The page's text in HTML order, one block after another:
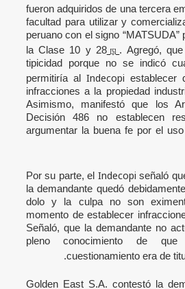
fueron adquiridos de una tercera
facultad para utilizar y
peruano con el signo
la Clase 10 y 28 [5] . Agregó,
tipicidad porque no se indicó
permitiría al Indecopi establecer
infracciones a la propiedad
Asimismo, manifestó que los
Decisión 486 no establecen
argumentar la buena fe por el
Por su parte, el Indecopi señaló
la demandante quedó
dolo y la culpa no son
momento de establecer
Señaló, que la demandante no
pleno conocimiento de
cuestionamiento era de
Golden East S.A. contestó la